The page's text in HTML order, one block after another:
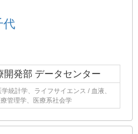
開発部 データセンター
統計学、ライフサイエンス / 血液、
管理学、医療系社会学